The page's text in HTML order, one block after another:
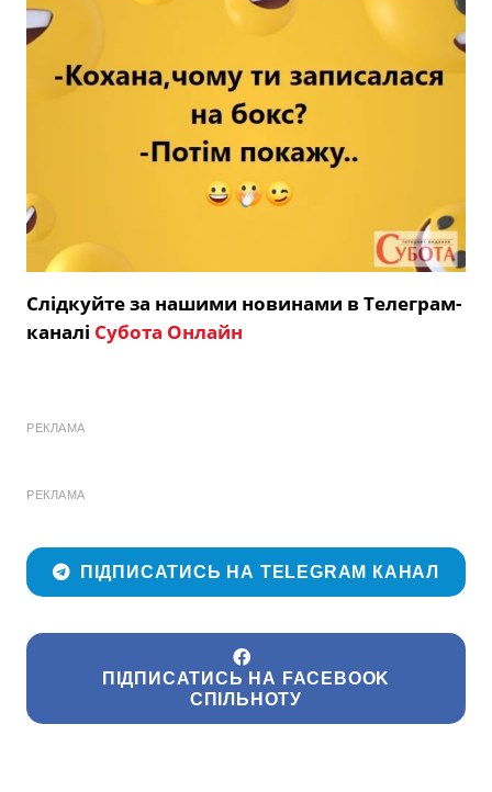
Слідкуйте за нашими новинами в Телеграм-
каналі Субота Онлайн
РЕКЛАМА
РЕКЛАМА
ПІДПИСАТИСЬ НА TELEGRAM КАНАЛ
ПІДПИСАТИСЬ НА FACEBOOK
СПІЛЬНОТУ